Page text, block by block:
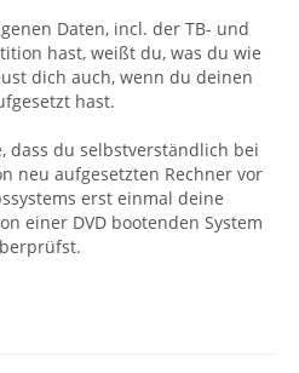
Daten, incl. der TB- und
hast, weißt du, was du wie
dich auch, wenn du deinen
hast.
dass du selbstverständlich bei
neu aufgesetzten Rechner vor
erst einmal deine
einer DVD bootenden System